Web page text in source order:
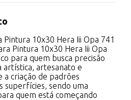
10x30 Hera Iii Opa 741
Pintura 10x30 Hera Iii Opa
para quem busca precisão
artesanato e
a criação de padrões
superfícies, sendo uma
quem está começando